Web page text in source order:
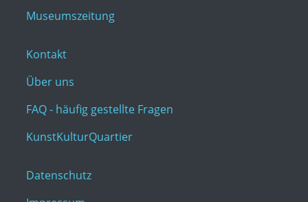
Museumszeitung
Kontakt
Über uns
FAQ - häufig gestellte Fragen
KunstKulturQuartier
Datenschutz